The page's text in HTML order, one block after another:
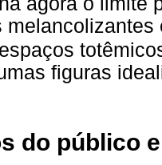
figuras
do público